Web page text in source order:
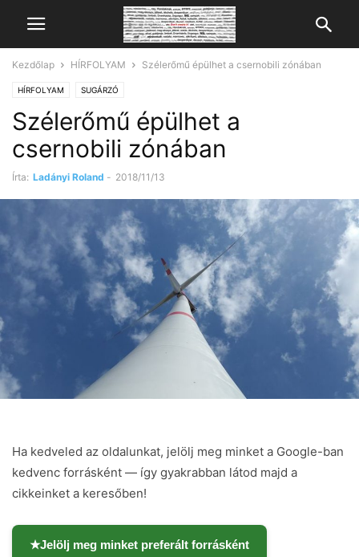
Kezdőlap HÍRFOLYAM Szélerőmű épülhet a csernobili zónában
HÍRFOLYAM SUGÁRZÓ
Szélerőmű épülhet a
csernobili zónában
Írta: Ladányi Roland - 2018/11/13
Ha kedveled az oldalunkat, jelölj meg minket a Google-ban
kedvenc forrásként — így gyakrabban látod majd a
cikkeinket a keresőben!
★Jelölj meg minket preferált forrásként